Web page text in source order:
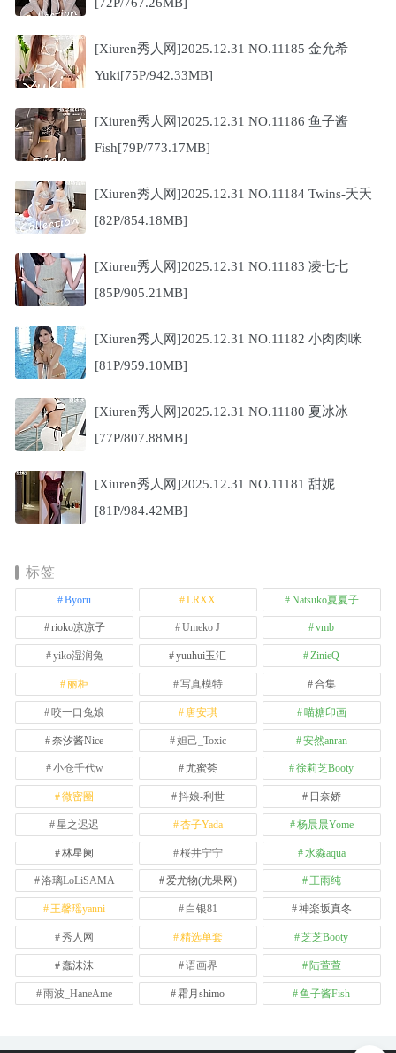
[Xiuren秀人网]2025.12.31 NO.11185 金允希
Yuki[75P/942.33MB]
[Xiuren秀人网]2025.12.31 NO.11186 鱼子酱
Fish[79P/773.17MB]
[Xiuren秀人网]2025.12.31 NO.11184 Twins-夭夭
[82P/854.18MB]
[Xiuren秀人网]2025.12.31 NO.11183 凌七七
[85P/905.21MB]
[Xiuren秀人网]2025.12.31 NO.11182 小肉肉咪
[81P/959.10MB]
[Xiuren秀人网]2025.12.31 NO.11180 夏冰冰
[77P/807.88MB]
[Xiuren秀人网]2025.12.31 NO.11181 甜妮
[81P/984.42MB]
标签
Byoru LRXX Natsuko夏夏子
rioko凉凉子 Umeko J vmb
yiko湿润兔 yuuhui玉汇 ZinieQ
丽柜 写真模特 合集
咬一口兔娘 唐安琪 喵糖印画
奈汐酱Nice 妲己_Toxic 安然anran
小仓千代w 尤蜜荟 徐莉芝Booty
微密圈 抖娘-利世 日奈娇
星之迟迟 杏子Yada 杨晨晨Yome
林星阑 桜井宁宁 水淼aqua
洛璃LoLiSAMA 爱尤物(尤果网) 王雨纯
王馨瑶yanni 白银81 神楽坂真冬
秀人网 精选单套 芝芝Booty
蠢沫沫 语画界 陆萱萱
雨波_HaneAme 霜月shimo 鱼子酱Fish